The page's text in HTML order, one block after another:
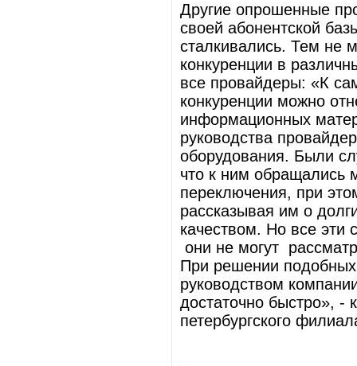
Другие опрошенные
своей абонентской
сталкивались. Тем не
конкуренции в
все провайдеры: «К
конкуренции можно
информационных
руководства
оборудования. Были
что к ним обращались
переключения, при
рассказывая им о
качеством. Но все эти
они не могут
При решении
руководством
достаточно быстро»,
петербургского